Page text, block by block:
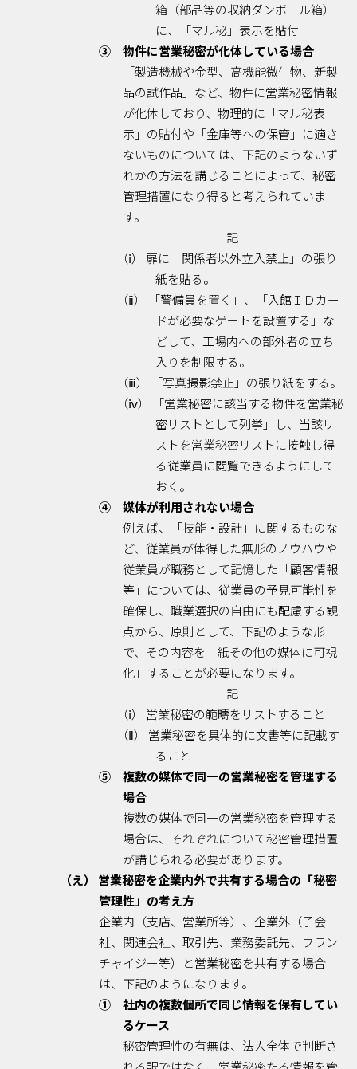
箱（部品等の収納ダンボール箱）
に、「マル秘」表示を貼付
③ 物件に営業秘密が化体している場合
「製造機械や金型、高機能微生物、新製
品の試作品」など、物件に営業秘密情報
が化体しており、物理的に「マル秘表
示」の貼付や「金庫等への保管」に適さ
ないものについては、下記のようないず
れかの方法を講じることによって、秘密
管理措置になり得ると考えられていま
す。
記
（ⅰ） 扉に「関係者以外立入禁止」の張り
紙を貼る。
（ⅱ） 「警備員を置く」、「入館ＩＤカー
ドが必要なゲートを設置する」な
どして、工場内への部外者の立ち
入りを制限する。
（ⅲ） 「写真撮影禁止」の張り紙をする。
（ⅳ） 「営業秘密に該当する物件を営業秘
密リストとして列挙」し、当該リ
ストを営業秘密リストに接触し得
る従業員に閲覧できるようにして
おく。
④ 媒体が利用されない場合
例えば、「技能・設計」に関するものな
ど、従業員が体得した無形のノウハウや
従業員が職務として記憶した「顧客情報
等」については、従業員の予見可能性を
確保し、職業選択の自由にも配慮する観
点から、原則として、下記のような形
で、その内容を「紙その他の媒体に可視
化」することが必要になります。
記
（ⅰ） 営業秘密の範疇をリストすること
（ⅱ） 営業秘密を具体的に文書等に記載す
ること
⑤ 複数の媒体で同一の営業秘密を管理する
場合
複数の媒体で同一の営業秘密を管理する
場合は、それぞれについて秘密管理措置
が講じられる必要があります。
（え） 営業秘密を企業内外で共有する場合の「秘密
管理性」の考え方
企業内（支店、営業所等）、企業外（子会
社、関連会社、取引先、業務委託先、フラン
チャイジー等）と営業秘密を共有する場合
は、下記のようになります。
① 社内の複数個所で同じ情報を保有してい
るケース
秘密管理性の有無は、法人全体で判断さ